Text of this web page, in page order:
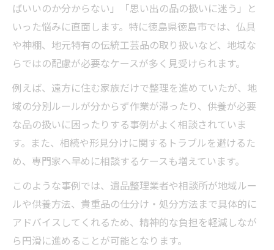
ばいいのか分からない」「思い出の品の扱いに迷う」と
いった悩みに直面します。特に徳島県徳島市では、仏具
や神棚、地元特有の伝統工芸品の取り扱いなど、地域な
らではの配慮が必要なケースが多く見受けられます。
例えば、遠方に住む家族だけで整理を進めていたが、地
域の分別ルールが分からず作業が滞ったり、供養が必要
な品の扱いに困ったりする事例がよく相談されていま
す。また、相続や形見分けに関するトラブルを避けるた
め、専門家へ早めに相談するケースも増えています。
このような事例では、遺品整理業者や相談所が地域ルー
ルや供養方法、貴重品の仕分け・処分方法まで具体的に
アドバイスしてくれるため、精神的な負担を軽減しなが
ら円滑に進めることが可能となります。